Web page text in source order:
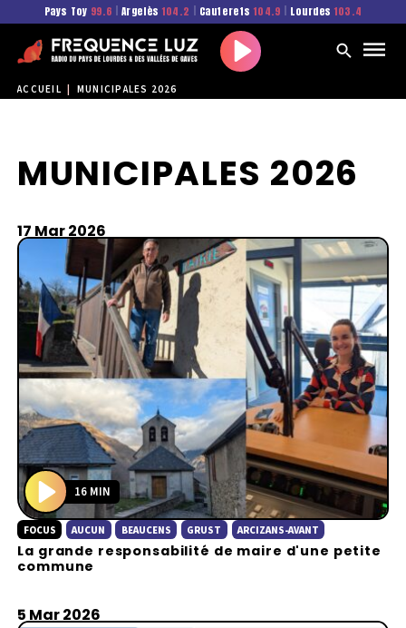
Pays Toy 99.6 Argelès 104.2 Cauterets 104.9 Lourdes 103.4
Play
ACCUEIL MUNICIPALES 2026
MUNICIPALES 2026
17 Mar 2026
P
l
a
16 MIN
FOCUS AUCUN BEAUCENS GRUST ARCIZANS-AVANT
La grande responsabilité de maire d'une petite
commune
5 Mar 2026